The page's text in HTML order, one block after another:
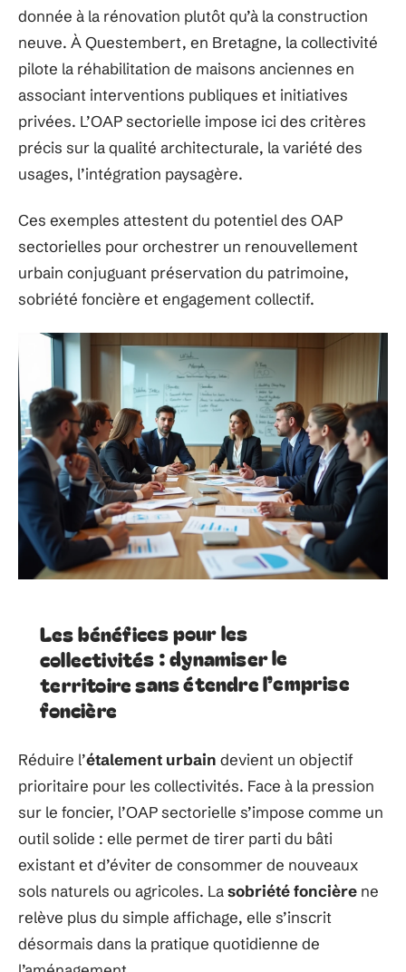
donnée à la rénovation plutôt qu’à la construction
neuve. À Questembert, en Bretagne, la collectivité
pilote la réhabilitation de maisons anciennes en
associant interventions publiques et initiatives
privées. L’OAP sectorielle impose ici des critères
précis sur la qualité architecturale, la variété des
usages, l’intégration paysagère.
Ces exemples attestent du potentiel des OAP
sectorielles pour orchestrer un renouvellement
urbain conjuguant préservation du patrimoine,
sobriété foncière et engagement collectif.
Les bénéfices pour les
collectivités : dynamiser le
territoire sans étendre l’emprise
foncière
Réduire l’étalement urbain devient un objectif
prioritaire pour les collectivités. Face à la pression
sur le foncier, l’OAP sectorielle s’impose comme un
outil solide : elle permet de tirer parti du bâti
existant et d’éviter de consommer de nouveaux
sols naturels ou agricoles. Lasobriété foncière ne
relève plus du simple affichage, elle s’inscrit
désormais dans la pratique quotidienne de